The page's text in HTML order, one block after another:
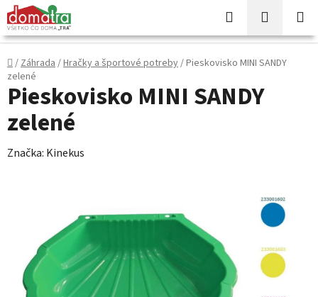
Prejsť
na
obsah
Hľadať
KOŠÍK
Domov
/Záhrada/Hračky a športové potreby/Pieskovisko MINI SANDY
zelené
Pieskovisko MINI SANDY
zelené
Značka: Kinekus